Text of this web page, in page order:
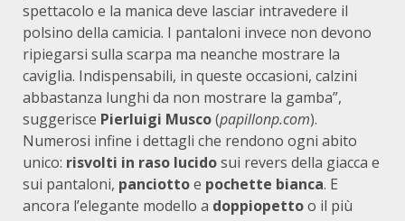
spettacolo e la manica deve lasciar intravedere il
polsino della camicia. I pantaloni invece non devono
ripiegarsi sulla scarpa ma neanche mostrare la
caviglia. Indispensabili, in queste occasioni, calzini
abbastanza lunghi da non mostrare la gamba”,
suggerisce Pierluigi Musco(papillonp.com).
Numerosi infine i dettagli che rendono ogni abito
unico: risvolti in raso lucidosui revers della giacca e
sui pantaloni, panciottoe pochette bianca. E
ancora l’elegante modello a doppiopettoo il più